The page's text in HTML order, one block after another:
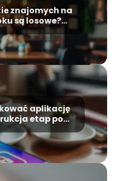
znajomych na
są losowe?
aplikację
etap po
etapie